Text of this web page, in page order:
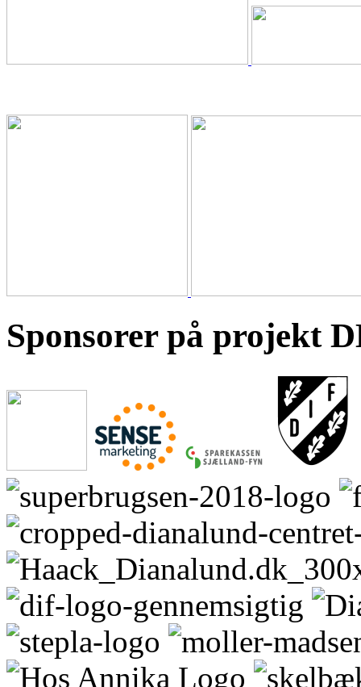
Sponsorer på projekt